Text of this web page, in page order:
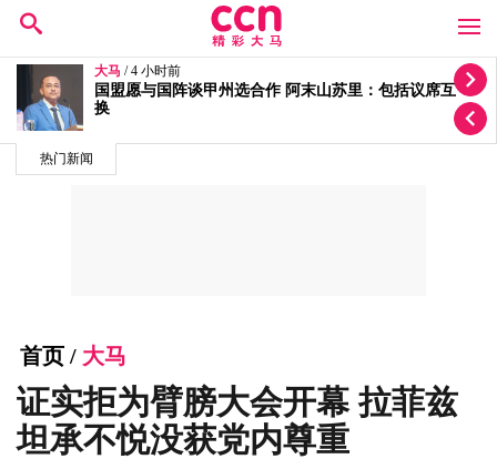
热门新闻
大马 / 6 小时前
哈迪说法被打脸 阿末山苏里：土团党仍是国盟成员
首页 / 大马
证实拒为臂膀大会开幕 拉菲兹
坦承不悦没获党内尊重